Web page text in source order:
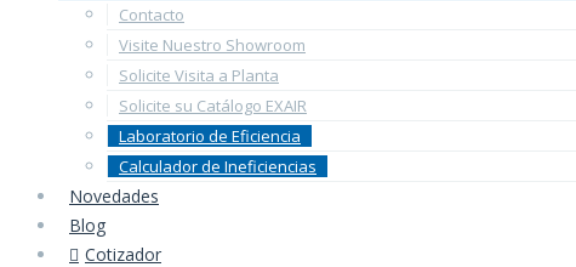
Contacto
Visite Nuestro Showroom
Solicite Visita a Planta
Solicite su Catálogo EXAIR
Laboratorio de Eficiencia
Calculador de Ineficiencias
Novedades
Blog
Cotizador